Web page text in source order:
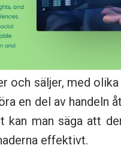
och säljer, med
en del av handeln
kan man säga att
effektivt.